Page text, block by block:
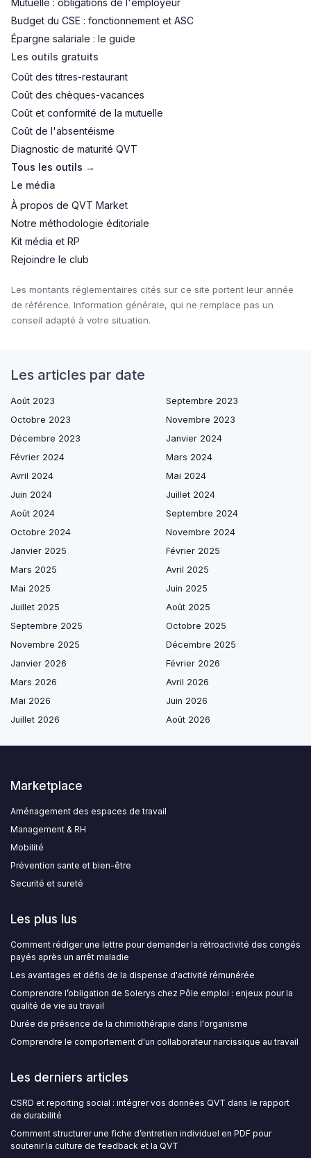
Mutuelle : obligations de l'employeur
Budget du CSE : fonctionnement et ASC
Épargne salariale : le guide
Les outils gratuits
Coût des titres-restaurant
Coût des chèques-vacances
Coût et conformité de la mutuelle
Coût de l'absentéisme
Diagnostic de maturité QVT
Tous les outils →
Le média
À propos de QVT Market
Notre méthodologie éditoriale
Kit média et RP
Rejoindre le club
Les montants réglementaires cités sur ce site portent leur année
de référence. Information générale, qui ne remplace pas un
conseil adapté à votre situation.
Les articles par date
Août 2023
Septembre 2023
Octobre 2023
Novembre 2023
Décembre 2023
Janvier 2024
Février 2024
Mars 2024
Avril 2024
Mai 2024
Juin 2024
Juillet 2024
Août 2024
Septembre 2024
Octobre 2024
Novembre 2024
Janvier 2025
Février 2025
Mars 2025
Avril 2025
Mai 2025
Juin 2025
Juillet 2025
Août 2025
Septembre 2025
Octobre 2025
Novembre 2025
Décembre 2025
Janvier 2026
Février 2026
Mars 2026
Avril 2026
Mai 2026
Juin 2026
Juillet 2026
Août 2026
Marketplace
Aménagement des espaces de travail
Management & RH
Mobilité
Prévention sante et bien-être
Securité et sureté
Les plus lus
Comment rédiger une lettre pour demander la rétroactivité des congés
payés après un arrêt maladie
Les avantages et défis de la dispense d'activité rémunérée
Comprendre l’obligation de Solerys chez Pôle emploi : enjeux pour la
qualité de vie au travail
Durée de présence de la chimiothérapie dans l'organisme
Comprendre le comportement d'un collaborateur narcissique au travail
Les derniers articles
CSRD et reporting social : intégrer vos données QVT dans le rapport
de durabilité
Comment structurer une fiche d’entretien individuel en PDF pour
soutenir la culture de feedback et la QVT